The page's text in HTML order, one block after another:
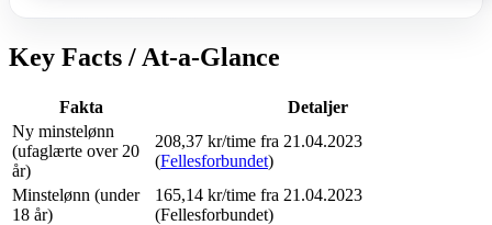
Key Facts / At-a-Glance
Fakta
Detaljer
Ny minstelønn
(ufaglærte over 20
år)
208,37 kr/time fra 21.04.2023
(Fellesforbundet)
Minstelønn (under
18 år)
165,14 kr/time fra 21.04.2023
(Fellesforbundet)